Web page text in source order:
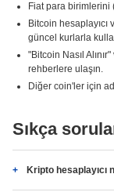
Fiat para birimlerini
Bitcoin hesaplayıcı
güncel kurlarla
"Bitcoin Nasıl
rehberlere ulaşın.
Diğer coin'ler için
Sıkça
Kripto hesaplayıcı